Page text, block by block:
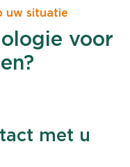
uw situatie
voor
met u